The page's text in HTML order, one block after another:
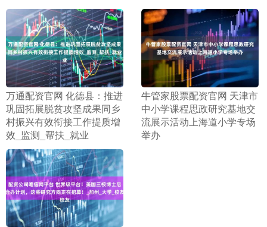
​万通配资官网 化德县：推进
巩固拓展脱贫攻坚成果同乡
村振兴有效衔接工作提质增
效_监测_帮扶_就业
​牛管家股票配资官网 天津市
中小学课程思政研究基地交
流展示活动上海道小学专场
举办